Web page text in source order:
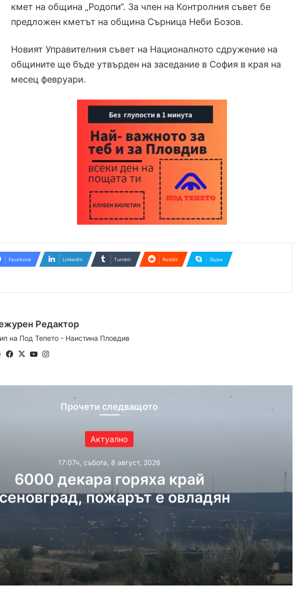
кмет на община „Родопи“. За член на Контролния съвет бе
предложен кметът на община Сърница Неби Бозов.
Новият Управителния съвет на Националното сдружение на
общините ще бъде утвърден на заседание в София в края на
месец февруари.
Facebook LinkedIn Tumblr Reddit Skype
Редактор
на Под Тепето - Наистина Пловдив
WebsiteFacebook
X YouTube
Прочети следващото
Актуално
17:07ч, събота, 8 август, 2026
6000 декара горяха край
пожарът е овладян
събота, 8 август, 2026
декара горяха край Асеновград, пожарът е овладян